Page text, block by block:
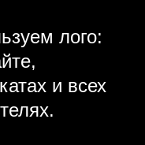
лого:
и всех